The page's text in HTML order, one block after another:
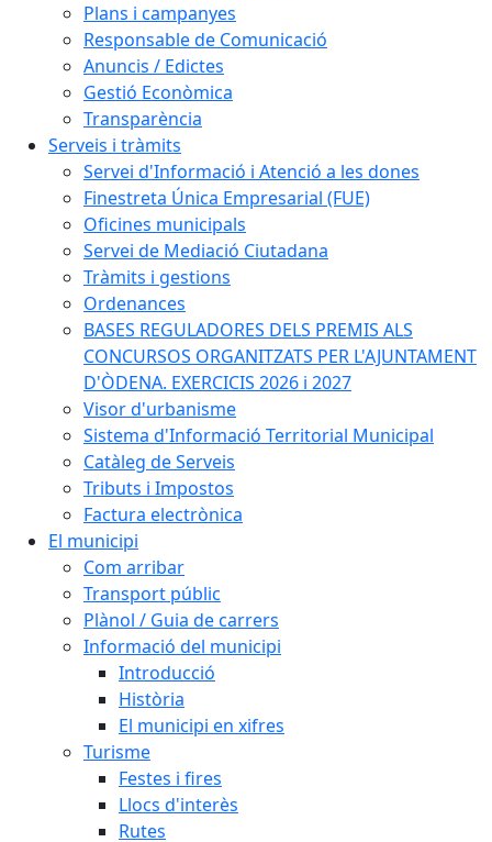
Plans i campanyes
Responsable de Comunicació
Anuncis / Edictes
Gestió Econòmica
Transparència
Serveis i tràmits
Servei d'Informació i Atenció a les dones
Finestreta Única Empresarial (FUE)
Oficines municipals
Servei de Mediació Ciutadana
Tràmits i gestions
Ordenances
BASES REGULADORES DELS PREMIS ALS
CONCURSOS ORGANITZATS PER L'AJUNTAMENT
D'ÒDENA. EXERCICIS 2026 i 2027
Visor d'urbanisme
Sistema d'Informació Territorial Municipal
Catàleg de Serveis
Tributs i Impostos
Factura electrònica
El municipi
Com arribar
Transport públic
Plànol / Guia de carrers
Informació del municipi
Introducció
Història
El municipi en xifres
Turisme
Festes i fires
Llocs d'interès
Rutes